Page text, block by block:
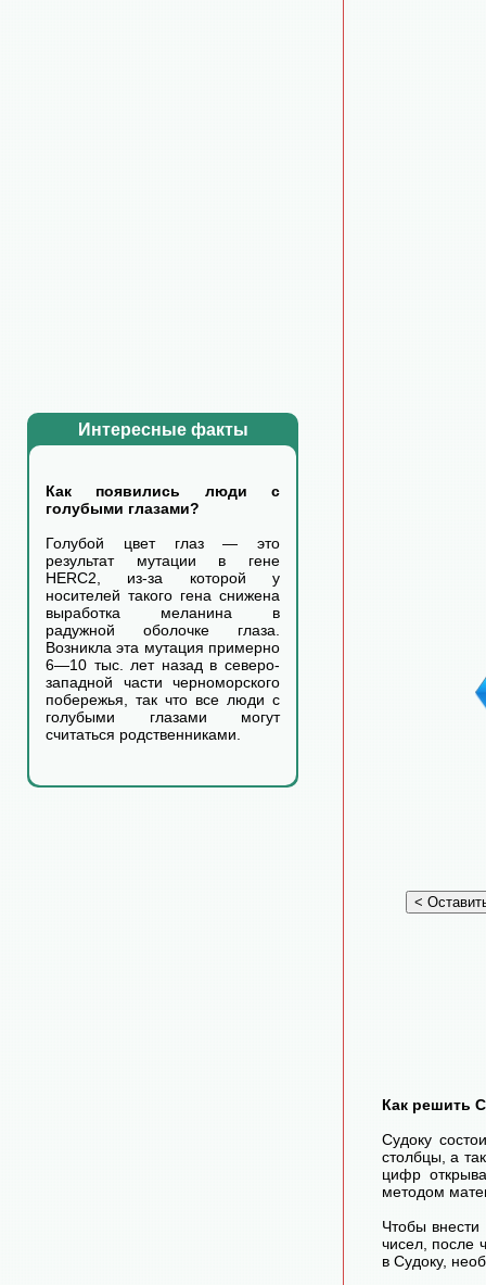
Интересные факты
Как появились люди с
голубыми глазами?
Голубой цвет глаз — это
результат мутации в гене
HERC2, из-за которой у
носителей такого гена снижена
выработка меланина в
радужной оболочке глаза.
Возникла эта мутация примерно
6—10 тыс. лет назад в северо-
западной части черноморского
побережья, так что все люди с
голубыми глазами могут
считаться родственниками.
Как решить
Судоку
столбцы, а
цифр
методом
Чтобы
чисел, после
в Судоку,